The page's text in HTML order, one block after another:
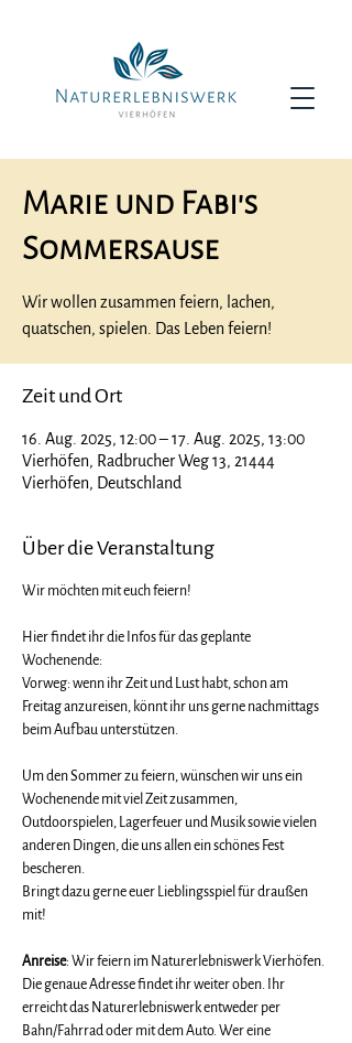
Marie und Fabi's
Sommersause
Wir wollen zusammen feiern, lachen,
quatschen, spielen. Das Leben feiern!
Zeit und Ort
16. Aug. 2025, 12:00 – 17. Aug. 2025, 13:00
Vierhöfen, Radbrucher Weg 13, 21444
Vierhöfen, Deutschland
Über die Veranstaltung
Wir möchten mit euch feiern!
Hier findet ihr die Infos für das geplante
Wochenende:
Vorweg: wenn ihr Zeit und Lust habt, schon am
Freitag anzureisen, könnt ihr uns gerne nachmittags
beim Aufbau unterstützen.
Um den Sommer zu feiern, wünschen wir uns ein
Wochenende mit viel Zeit zusammen,
Outdoorspielen, Lagerfeuer und Musik sowie vielen
anderen Dingen, die uns allen ein schönes Fest
bescheren.
Bringt dazu gerne euer Lieblingsspiel für draußen
mit!
Anreise: Wir feiern im Naturerlebniswerk Vierhöfen.
Die genaue Adresse findet ihr weiter oben. Ihr
erreicht das Naturerlebniswerk entweder per
Bahn/Fahrrad oder mit dem Auto. Wer eine